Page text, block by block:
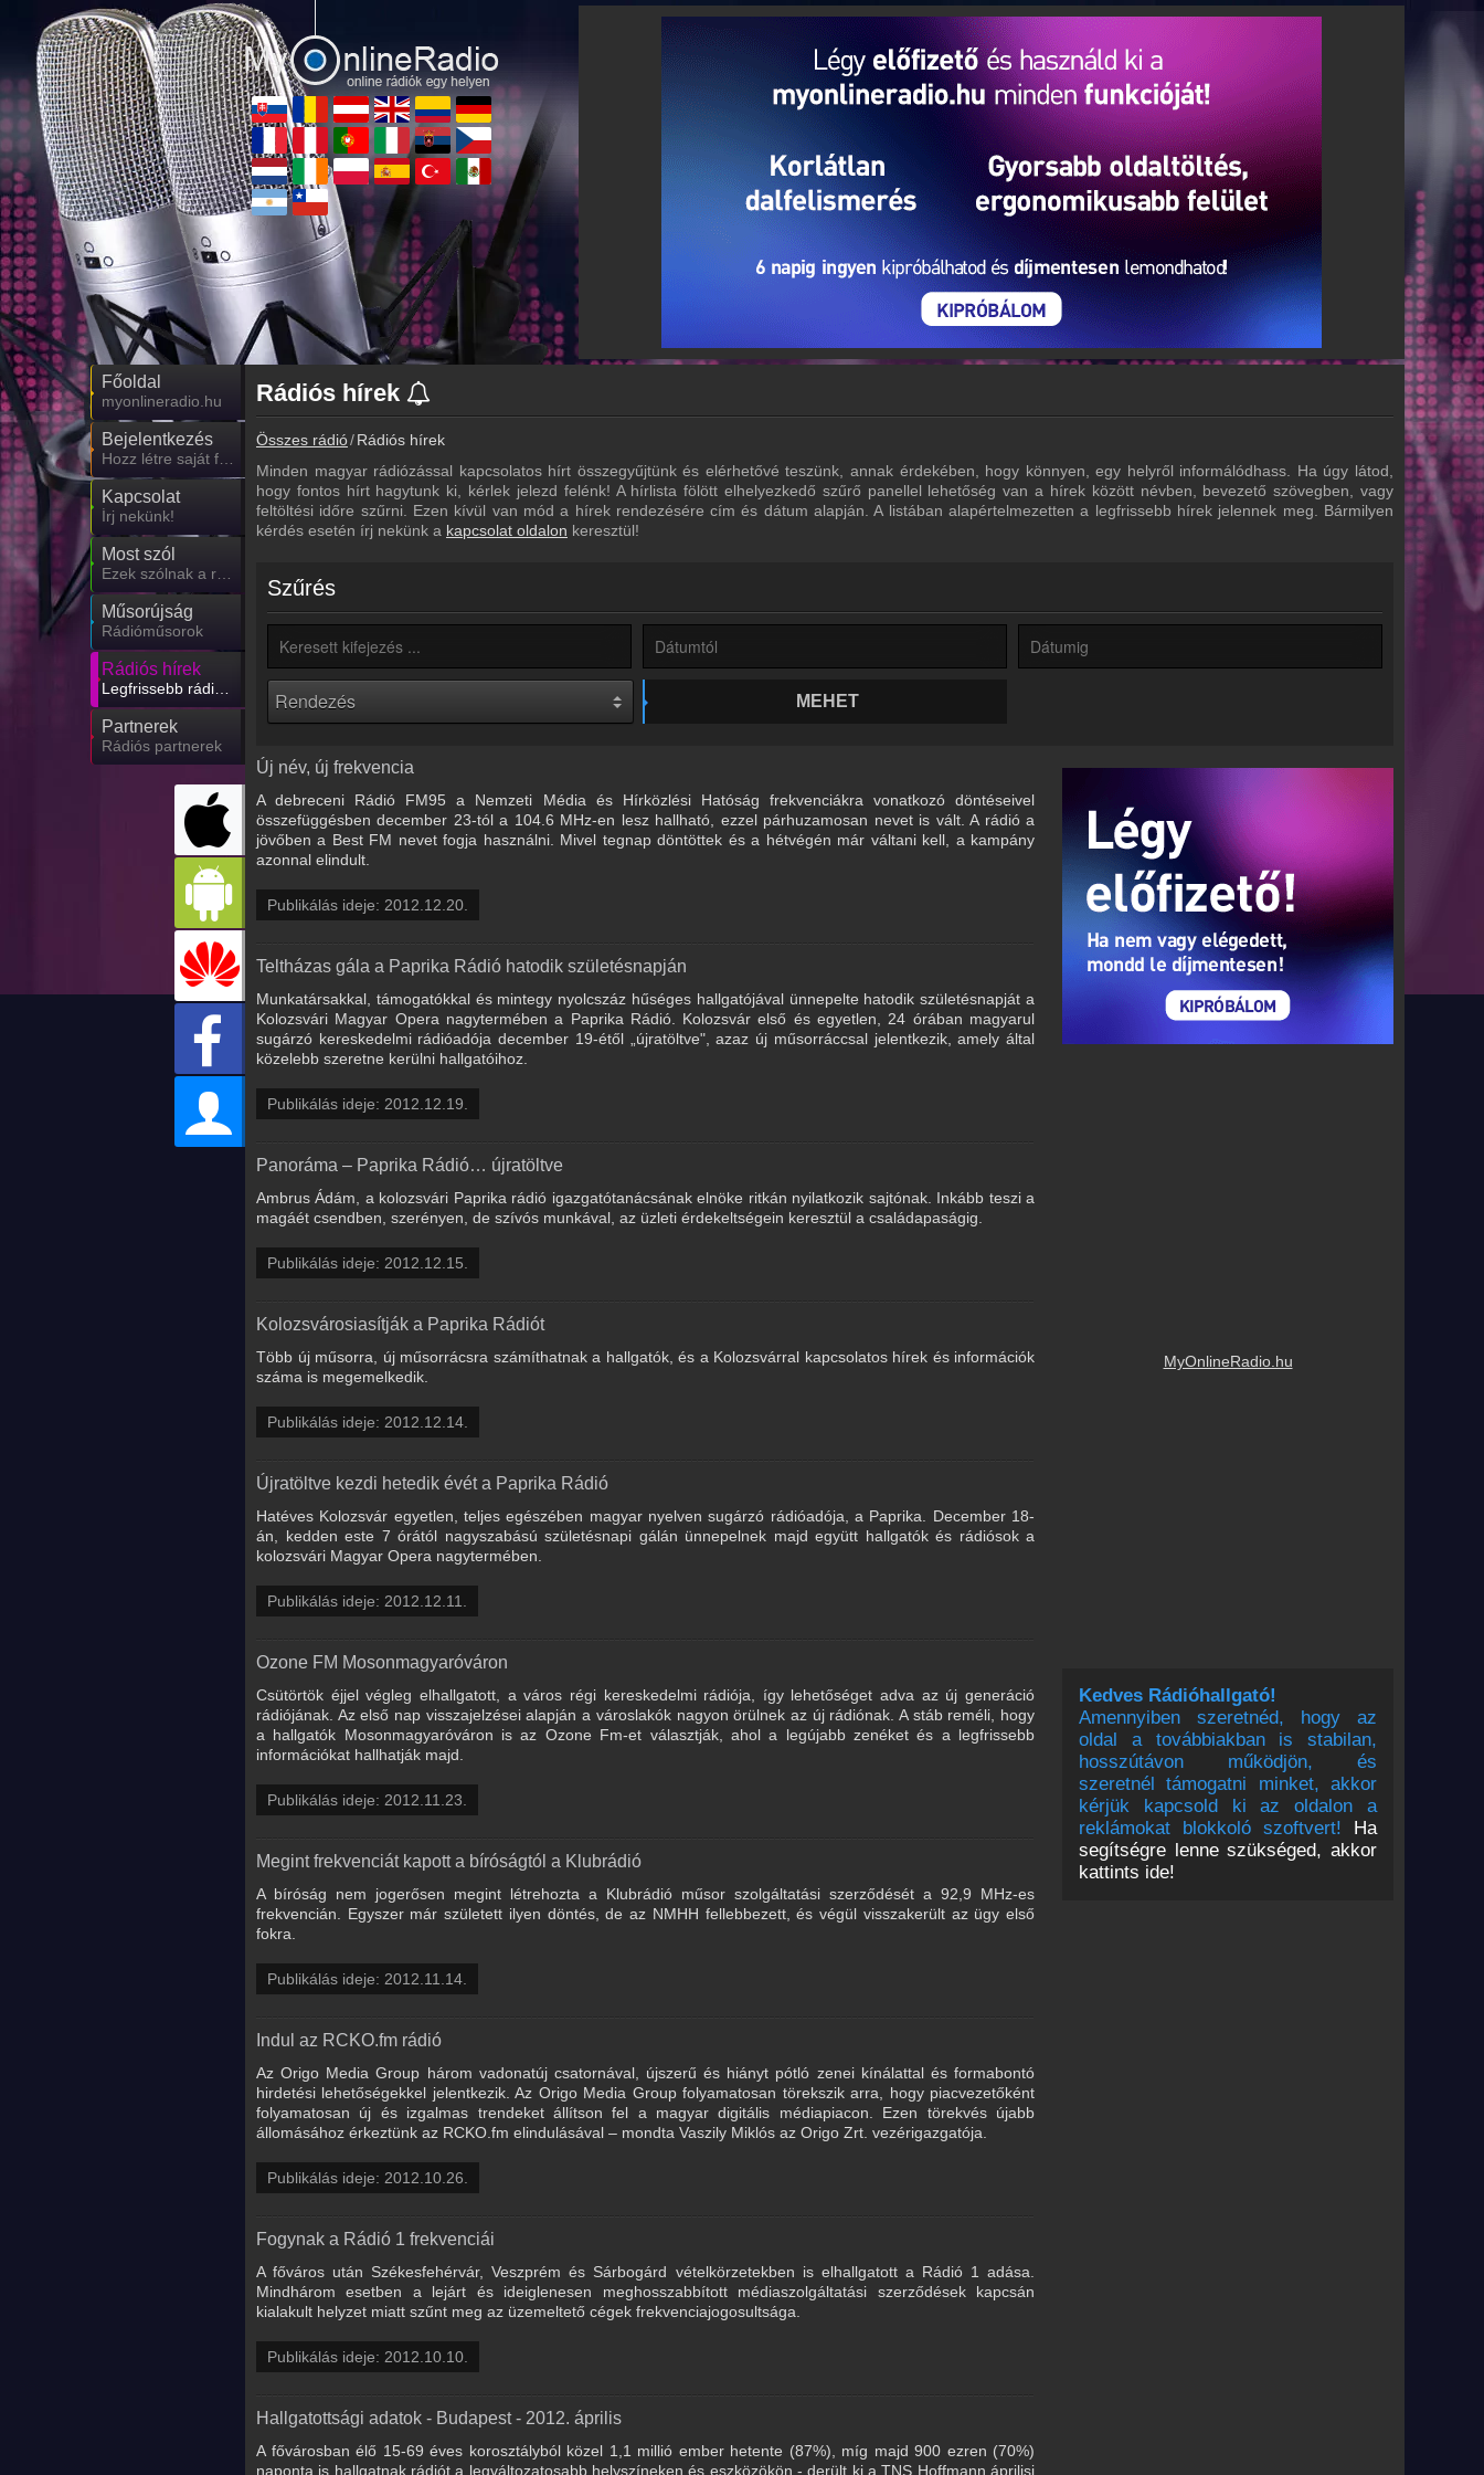
Főoldal
myonlineradio.hu
Bejelentkezés
Kapcsolat
Írj nekünk!
Most szól
Műsorújság
Rádióműsorok
Rádiós hírek
Partnerek
Rádiós partnerek
Rádiós hírek
Összes rádió Rádiós hírek
Minden magyar rádiózással kapcsolatos hírt összegyűjtünk és elérhetővé teszünk, annak érdekében, hogy könnyen, egy helyről informálódhass. Ha úgy látod,
hogy fontos hírt hagytunk ki, kérlek jelezd felénk! A hírlista fölött elhelyezkedő szűrő panellel lehetőség van a hírek között névben, bevezető szövegben, vagy
feltöltési időre szűrni. Ezen kívül van mód a hírek rendezésére cím és dátum alapján. A listában alapértelmezetten a legfrissebb hírek jelennek meg. Bármilyen
kérdés esetén írj nekünk a kapcsolat oldalon keresztül!
Szűrés
MEHET
MyOnlineRadio.hu
Kedves Rádióhallgató!
Amennyiben szeretnéd, hogy az
oldal a továbbiakban is stabilan,
hosszútávon működjön, és
szeretnél támogatni minket, akkor
kérjük kapcsold ki az oldalon a
reklámokat blokkoló szoftvert! Ha
segítségre lenne szükséged, akkor
kattints ide!
Új név, új frekvencia
A debreceni Rádió FM95 a Nemzeti Média és Hírközlési Hatóság frekvenciákra vonatkozó döntéseivel
összefüggésben december 23-tól a 104.6 MHz-en lesz hallható, ezzel párhuzamosan nevet is vált. A rádió a
jövőben a Best FM nevet fogja használni. Mivel tegnap döntöttek és a hétvégén már váltani kell, a kampány
azonnal elindult.
Publikálás ideje: 2012.12.20.
Teltházas gála a Paprika Rádió hatodik születésnapján
Munkatársakkal, támogatókkal és mintegy nyolcszáz hűséges hallgatójával ünnepelte hatodik születésnapját a
Kolozsvári Magyar Opera nagytermében a Paprika Rádió. Kolozsvár első és egyetlen, 24 órában magyarul
sugárzó kereskedelmi rádióadója december 19-étől „újratöltve", azaz új műsorráccsal jelentkezik, amely által
közelebb szeretne kerülni hallgatóihoz.
Publikálás ideje: 2012.12.19.
Panoráma – Paprika Rádió… újratöltve
Ambrus Ádám, a kolozsvári Paprika rádió igazgatótanácsának elnöke ritkán nyilatkozik sajtónak. Inkább teszi a
magáét csendben, szerényen, de szívós munkával, az üzleti érdekeltségein keresztül a családapaságig.
Publikálás ideje: 2012.12.15.
Kolozsvárosiasítják a Paprika Rádiót
Több új műsorra, új műsorrácsra számíthatnak a hallgatók, és a Kolozsvárral kapcsolatos hírek és információk
száma is megemelkedik.
Publikálás ideje: 2012.12.14.
Újratöltve kezdi hetedik évét a Paprika Rádió
Hatéves Kolozsvár egyetlen, teljes egészében magyar nyelven sugárzó rádióadója, a Paprika. December 18-
án, kedden este 7 órától nagyszabású születésnapi gálán ünnepelnek majd együtt hallgatók és rádiósok a
kolozsvári Magyar Opera nagytermében.
Publikálás ideje: 2012.12.11.
Ozone FM Mosonmagyaróváron
Csütörtök éjjel végleg elhallgatott, a város régi kereskedelmi rádiója, így lehetőséget adva az új generáció
rádiójának. Az első nap visszajelzései alapján a városlakók nagyon örülnek az új rádiónak. A stáb reméli, hogy
a hallgatók Mosonmagyaróváron is az Ozone Fm-et választják, ahol a legújabb zenéket és a legfrissebb
információkat hallhatják majd.
Publikálás ideje: 2012.11.23.
Megint frekvenciát kapott a bíróságtól a Klubrádió
A bíróság nem jogerősen megint létrehozta a Klubrádió műsor szolgáltatási szerződését a 92,9 MHz-es
frekvencián. Egyszer már született ilyen döntés, de az NMHH fellebbezett, és végül visszakerült az ügy első
fokra.
Publikálás ideje: 2012.11.14.
Indul az RCKO.fm rádió
Az Origo Media Group három vadonatúj csatornával, újszerű és hiányt pótló zenei kínálattal és formabontó
hirdetési lehetőségekkel jelentkezik. Az Origo Media Group folyamatosan törekszik arra, hogy piacvezetőként
folyamatosan új és izgalmas trendeket állítson fel a magyar digitális médiapiacon. Ezen törekvés újabb
állomásához érkeztünk az RCKO.fm elindulásával – mondta Vaszily Miklós az Origo Zrt. vezérigazgatója.
Publikálás ideje: 2012.10.26.
Fogynak a Rádió 1 frekvenciái
A főváros után Székesfehérvár, Veszprém és Sárbogárd vételkörzetekben is elhallgatott a Rádió 1 adása.
Mindhárom esetben a lejárt és ideiglenesen meghosszabbított médiaszolgáltatási szerződések kapcsán
kialakult helyzet miatt szűnt meg az üzemeltető cégek frekvenciajogosultsága.
Publikálás ideje: 2012.10.10.
Hallgatottsági adatok - Budapest - 2012. április
A fővárosban élő 15-69 éves korosztályból közel 1,1 millió ember hetente (87%), míg majd 900 ezren (70%)
naponta is hallgatnak rádiót a legváltozatosabb helyszíneken és eszközökön - derült ki a TNS Hoffmann áprilisi